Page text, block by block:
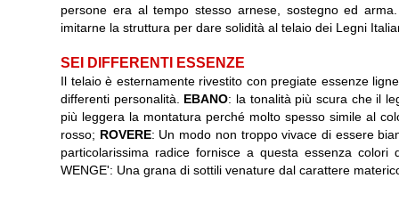
persone era al tempo stesso arnese, sostegno ed
imitarne la struttura per dare solidità al telaio dei Legni
SEI DIFFERENTI ESSENZE
Il telaio è esternamente rivestito con pregiate essenze
differenti personalità. EBANO: la tonalità più scura che il
più leggera la montatura perché molto spesso simile al
rosso; ROVERE: Un modo non troppo vivace di essere
particolarissima radice fornisce a questa essenza
WENGE': Una grana di sottili venature dal carattere